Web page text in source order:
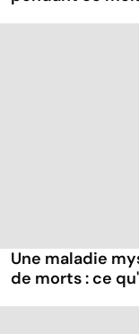
Une maladie
de morts : ce